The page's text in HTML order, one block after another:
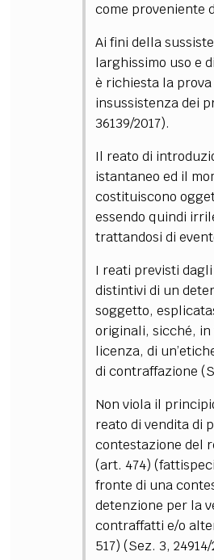
come proveniente
Ai fini della
larghissimo uso e
è richiesta la
insussistenza dei
36139/2017).
Il reato di
istantaneo ed il
costituiscono
essendo quindi
trattandosi di
I reati previsti
distintivi di un
soggetto,
originali, sicché,
licenza, di
di contraffazione
Non viola il
reato di vendita di
contestazione del
(art. 474)
fronte di una
detenzione per la
contraffatti e/o
517) (Sez. 3,